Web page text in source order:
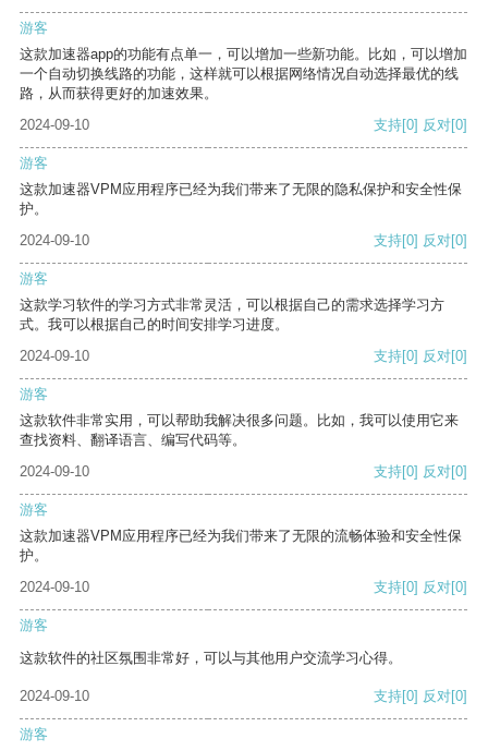
游客
这款加速器app的功能有点单一，可以增加一些新功能。比如，可以增加
一个自动切换线路的功能，这样就可以根据网络情况自动选择最优的线
路，从而获得更好的加速效果。
2024-09-10
支持[0] 反对[0]
游客
这款加速器VPM应用程序已经为我们带来了无限的隐私保护和安全性保
护。
2024-09-10
支持[0] 反对[0]
游客
这款学习软件的学习方式非常灵活，可以根据自己的需求选择学习方
式。我可以根据自己的时间安排学习进度。
2024-09-10
支持[0] 反对[0]
游客
这款软件非常实用，可以帮助我解决很多问题。比如，我可以使用它来
查找资料、翻译语言、编写代码等。
2024-09-10
支持[0] 反对[0]
游客
这款加速器VPM应用程序已经为我们带来了无限的流畅体验和安全性保
护。
2024-09-10
支持[0] 反对[0]
游客
这款软件的社区氛围非常好，可以与其他用户交流学习心得。
2024-09-10 支持[0] 反对[0]
游客